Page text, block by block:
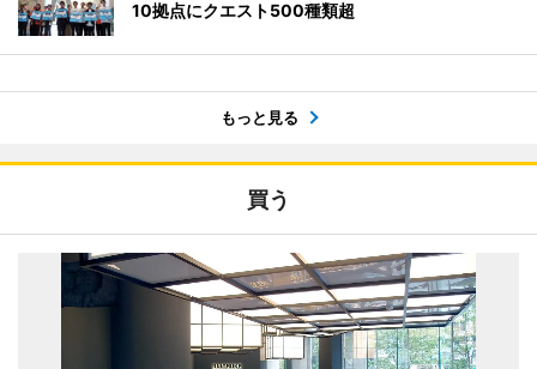
10拠点にクエスト500種類超
もっと見る
買う